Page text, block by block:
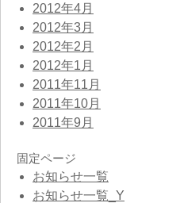
2012年4月
2012年3月
2012年2月
2012年1月
2011年11月
2011年10月
2011年9月
固定ページ
お知らせ一覧
お知らせ一覧_Y